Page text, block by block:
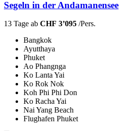
Segeln in der Andamanensee
13 Tage ab CHF 3’095 /Pers.
Bangkok
Ayutthaya
Phuket
Ao Phangnga
Ko Lanta Yai
Ko Rok Nok
Koh Phi Phi Don
Ko Racha Yai
Nai Yang Beach
Flughafen Phuket